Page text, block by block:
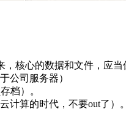
核心的数据和文件，应当
公司服务器）
档）。
计算的时代，不要out了）。